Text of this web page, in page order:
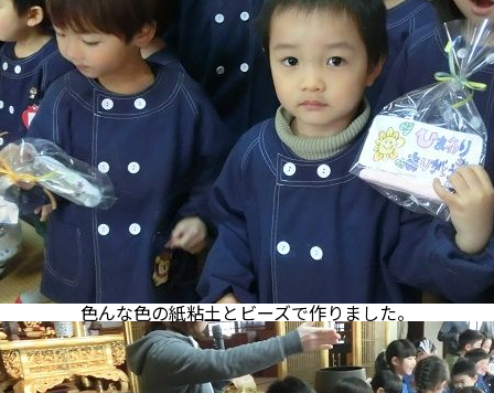
色んな色の紙粘土とビーズで作りました。